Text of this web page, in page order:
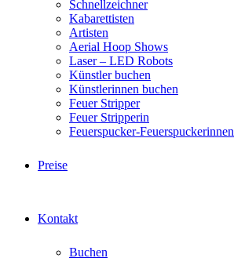
Schnellzeichner
Kabarettisten
Artisten
Aerial Hoop Shows
Laser – LED Robots
Künstler buchen
Künstlerinnen buchen
Feuer Stripper
Feuer Stripperin
Feuerspucker-Feuerspuckerinnen
Preise
Kontakt
Buchen